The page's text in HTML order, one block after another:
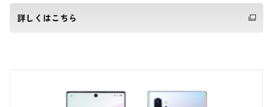
詳しくはこちら